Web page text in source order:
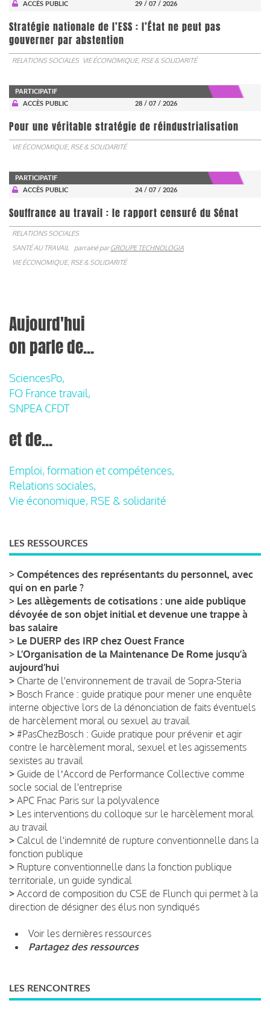
ACCÈS PUBLIC 29 / 07 / 2026
Stratégie nationale de l’ESS : l’État ne peut pas
gouverner par abstention
RELATIONS SOCIALES VIE ÉCONOMIQUE, RSE & SOLIDARITÉ
PARTICIPATIF
ACCÈS PUBLIC
28 / 07 / 2026
Pour une véritable stratégie de réindustrialisation
VIE ÉCONOMIQUE, RSE & SOLIDARITÉ
PARTICIPATIF
ACCÈS PUBLIC
24 / 07 / 2026
Souffrance au travail : le rapport censuré du Sénat
RELATIONS SOCIALES
SANTÉ AU TRAVAIL
parrainé parGROUPE TECHNOLOGIA
VIE ÉCONOMIQUE, RSE & SOLIDARITÉ
Aujourd'hui
on parle de...
SciencesPo,
FO France travail,
SNPEA CFDT
et de...
Emploi, formation et compétences,
Relations sociales,
Vie économique, RSE & solidarité
LES RESSOURCES
> Compétences des représentants du personnel, avec
qui on en parle ?
> Les allègements de cotisations : une aide publique
dévoyée de son objet initial et devenue une trappe à
bas salaire
> Le DUERP des IRP chez Ouest France
> L’Organisation de la Maintenance De Rome jusqu’à
aujourd’hui
> Charte de l'environnement de travail de Sopra-Steria
> Bosch France : guide pratique pour mener une enquête
interne objective lors de la dénonciation de faits éventuels
de harcèlement moral ou sexuel au travail
> #PasChezBosch : Guide pratique pour prévenir et agir
contre le harcèlement moral, sexuel et les agissements
sexistes au travail
> Guide de lʼAccord de Performance Collective comme
socle social de l'entreprise
> APC Fnac Paris sur la polyvalence
> Les interventions du colloque sur le harcèlement moral
au travail
> Calcul de l'indemnité de rupture conventionnelle dans la
fonction publique
> Rupture conventionnelle dans la fonction publique
territoriale, un guide syndical
> Accord de composition du CSE de Flunch qui permet à la
direction de désigner des élus non syndiqués
Voir les dernières ressources
Partagez des ressources
LES RENCONTRES